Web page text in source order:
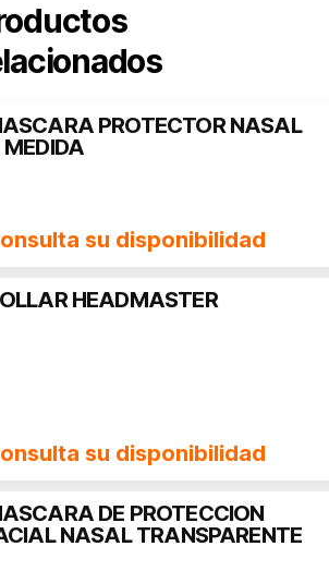
PROTECTOR NASAL
su disponibilidad
HEADMASTER
su disponibilidad
DE PROTECCION
NASAL TRANSPARENTE